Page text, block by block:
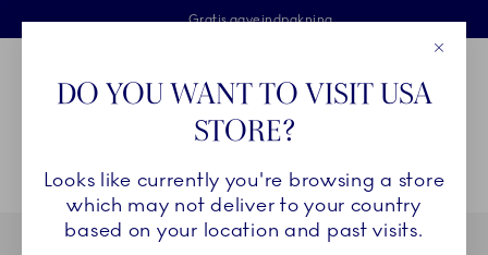
Skip Navigation
Fri levering ved køb over 500 kr. og fri retur
Gratis gaveindpakning
2 års brudgaranti
Royal Copenhagen
Breadcrumb Headlinesss
HjemSTEL Stel MOTIF MOTIF ovalt fad, 37 cm
DO YOU WANT TO VISIT USA
STORE?
Looks like currently you're browsing a store
which may not deliver to your country
based on your location and past visits.